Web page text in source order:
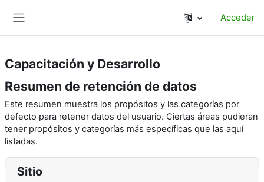
Acceder
Capacitación y Desarrollo
Resumen de retención de datos
Este resumen muestra los propósitos y las categorías por
defecto para retener datos del usuario. Ciertas áreas pudieran
tener propósitos y categorías más específicas que las aquí
listadas.
Sitio